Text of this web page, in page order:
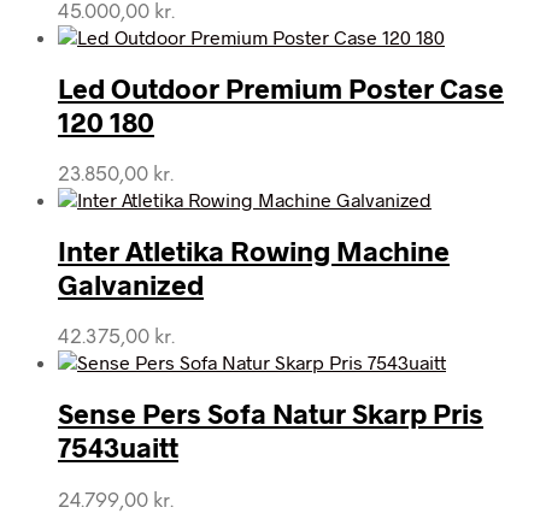
45.000,00 kr.
Led Outdoor Premium Poster Case
120 180
23.850,00 kr.
Inter Atletika Rowing Machine
Galvanized
42.375,00 kr.
Sense Pers Sofa Natur Skarp Pris
7543uaitt
24.799,00 kr.